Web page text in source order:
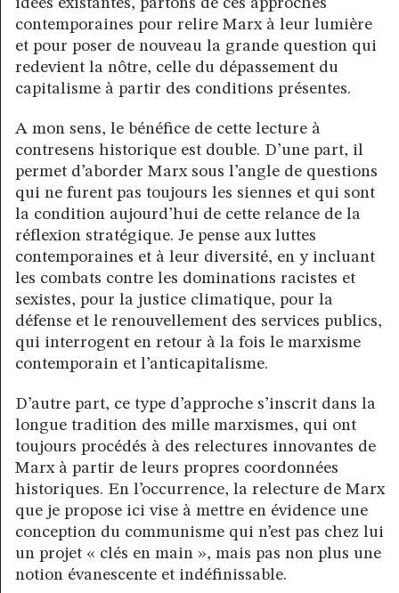
contemporaines pour relire Marx à leur lumière
et pour poser de nouveau la grande question qui
redevient la nôtre, celle du dépassement du
capitalisme à partir des conditions présentes.
A mon sens, le bénéfice de cette lecture à
contresens historique est double. D’une part, il
permet d’aborder Marx sous l’angle de questions
qui ne furent pas toujours les siennes et qui sont
la condition aujourd’hui de cette relance de la
réflexion stratégique. Je pense aux luttes
contemporaines et à leur diversité, en y incluant
les combats contre les dominations racistes et
sexistes, pour la justice climatique, pour la
défense et le renouvellement des services publics,
qui interrogent en retour à la fois le marxisme
contemporain et l’anticapitalisme.
D’autre part, ce type d’approche s’inscrit dans la
longue tradition des mille marxismes, qui ont
toujours procédés à des relectures innovantes de
Marx à partir de leurs propres coordonnées
historiques. En l’occurrence, la relecture de Marx
que je propose ici vise à mettre en évidence une
conception du communisme qui n’est pas chez lui
un projet « clés en main », mais pas non plus une
notion évanescente et indéfinissable.